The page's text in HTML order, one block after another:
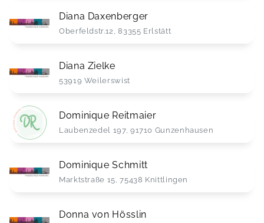
Diana Daxenberger
Oberfeldstr.12, 83355 Erlstätt
Diana Zielke
53919 Weilerswist
Dominique Reitmaier
Laubenzedel 197, 91710 Gunzenhausen
Dominique Schmitt
Marktstraße 15, 75438 Knittlingen
Donna von Hösslin